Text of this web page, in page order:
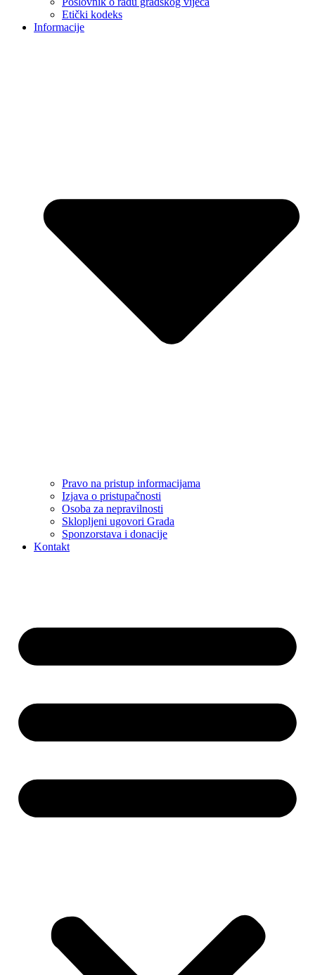
Etički kodeks
Informacije
Pravo na pristup informacijama
Izjava o pristupačnosti
Osoba za nepravilnosti
Sklopljeni ugovori Grada
Sponzorstava i donacije
Kontakt